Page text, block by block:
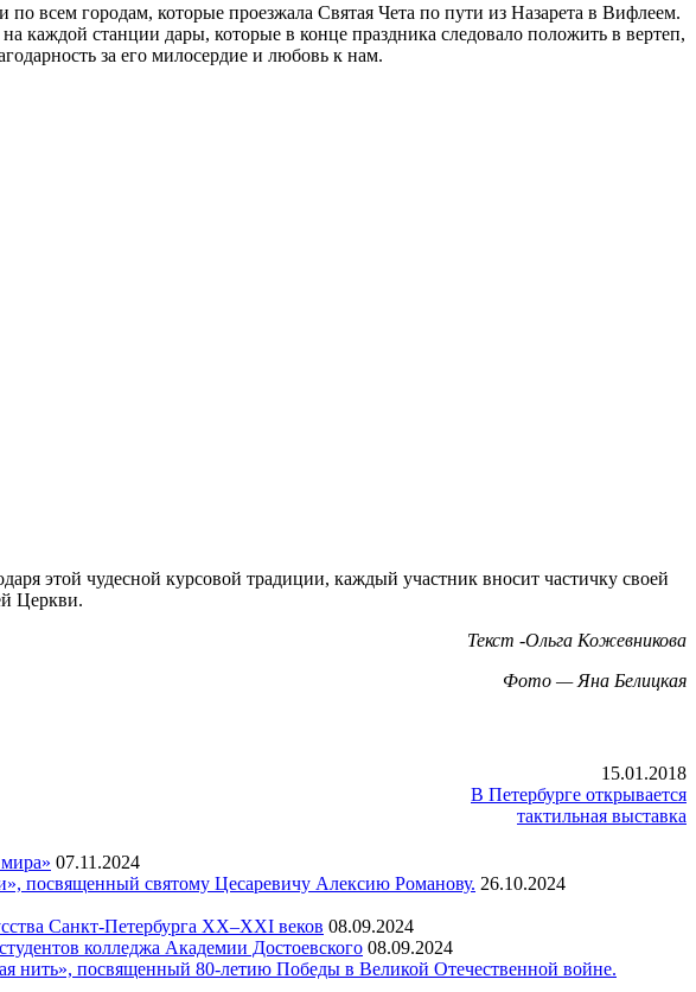
всем городам, которые проезжала Святая Чета по пути из Назарета в Вифлеем.
каждой станции дары, которые в конце праздника следовало положить в вертеп,
за его милосердие и любовь к нам.
этой чудесной курсовой традиции, каждый участник вносит частичку своей
Церкви.
Текст -Ольга Кожевникова
Фото — Яна Белицкая
15.01.2018
В Петербурге открывается
тактильная выставка
07.11.2024
посвященный святому Цесаревичу Алексию Романову. 26.10.2024
Санкт-Петербурга XX–XXI веков 08.09.2024
колледжа Академии Достоевского 08.09.2024
нить», посвященный 80-летию Победы в Великой Отечественной войне.